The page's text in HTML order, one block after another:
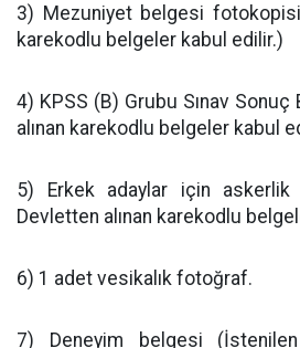
3) Mezuniyet belgesi
karekodlu belgeler kabul edilir.)
4) KPSS (B) Grubu Sınav
alınan karekodlu belgeler kabul
5) Erkek adaylar için
Devletten alınan karekodlu
6) 1 adet vesikalık fotoğraf.
7) Deneyim belgesi (İstenilen